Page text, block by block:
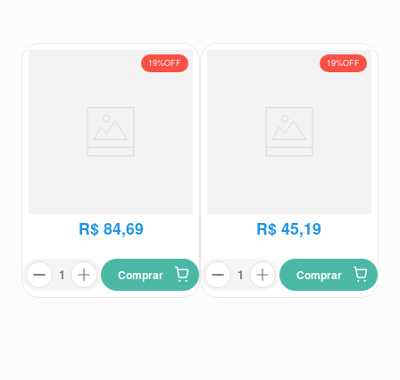
19%OFF
R$ 84,69
Comprar
19%OFF
R$ 45,19
Comprar